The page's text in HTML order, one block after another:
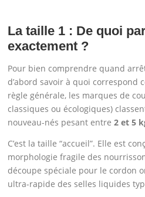
La taille 1 : De quoi
exactement ?
Pour bien comprendre quand
d’abord savoir à quoi correspond
règle générale, les marques de
classiques ou écologiques)
nouveau-nés pesant entre2 et 5
C’est la taille “accueil”. Elle est
morphologie fragile des
découpe spéciale pour le cordon
ultra-rapide des selles liquides